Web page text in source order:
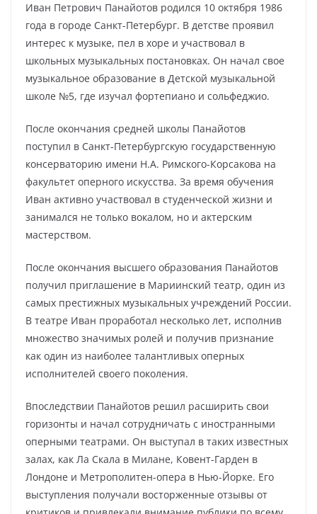
Иван Петрович Панайотов родился 10 октября 1986
года в городе Санкт-Петербург. В детстве проявил
интерес к музыке, пел в хоре и участвовал в
школьных музыкальных постановках. Он начал свое
музыкальное образование в Детской музыкальной
школе №5, где изучал фортепиано и сольфеджио.
После окончания средней школы Панайотов
поступил в Санкт-Петербургскую государственную
консерваторию имени Н.А. Римского-Корсакова на
факультет оперного искусства. За время обучения
Иван активно участвовал в студенческой жизни и
занимался не только вокалом, но и актерским
мастерством.
После окончания высшего образования Панайотов
получил приглашение в Мариинский театр, один из
самых престижных музыкальных учреждений России.
В театре Иван проработал несколько лет, исполнив
множество значимых ролей и получив признание
как один из наиболее талантливых оперных
исполнителей своего поколения.
Впоследствии Панайотов решил расширить свои
горизонты и начал сотрудничать с иностранными
оперными театрами. Он выступал в таких известных
залах, как Ла Скала в Милане, Ковент-Гарден в
Лондоне и Метрополитен-опера в Нью-Йорке. Его
выступления получали восторженные отзывы от